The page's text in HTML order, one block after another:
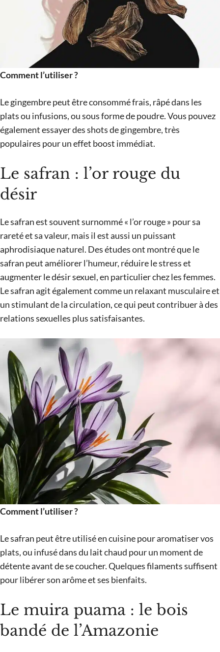
Comment l’utiliser ?
Le gingembre peut être consommé frais, râpé dans les
plats ou infusions, ou sous forme de poudre. Vous pouvez
également essayer des shots de gingembre, très
populaires pour un effet boost immédiat.
Le safran : l’or rouge du
désir
Le safran est souvent surnommé « l’or rouge » pour sa
rareté et sa valeur, mais il est aussi un puissant
aphrodisiaque naturel. Des études ont montré que le
safran peut améliorer l’humeur, réduire le stress et
augmenter le désir sexuel, en particulier chez les femmes.
Le safran agit également comme un relaxant musculaire et
un stimulant de la circulation, ce qui peut contribuer à des
relations sexuelles plus satisfaisantes.
Comment l’utiliser ?
Le safran peut être utilisé en cuisine pour aromatiser vos
plats, ou infusé dans du lait chaud pour un moment de
détente avant de se coucher. Quelques filaments suffisent
pour libérer son arôme et ses bienfaits.
Le muira puama : le bois
bandé de l’Amazonie